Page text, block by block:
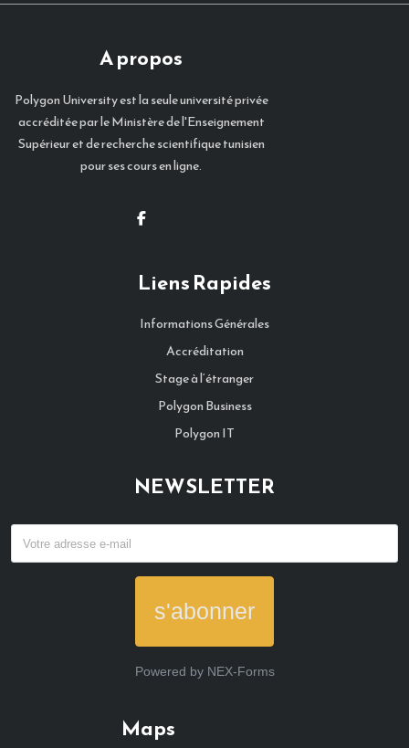
A propos
Polygon University est la seule université privée
accréditée par le Ministère de l'Enseignement
Supérieur et de recherche scientifique tunisien
pour ses cours en ligne.
Liens Rapides
Informations Générales
Accréditation
Stage à l‘étranger
Polygon Business
Polygon IT
NEWSLETTER
s'abonner
Powered by NEX-Forms
Maps